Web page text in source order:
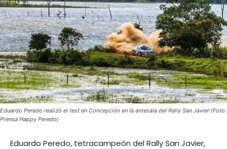
Eduardo Peredo realizó el test en Concepción en la antesala del Rally San Javier (Foto:
Prensa Happy Peredo)
Eduardo Peredo, tetracampeón del Rally San Javier,